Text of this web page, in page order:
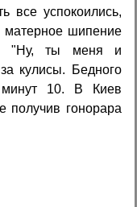
все успокоились,
шипение
"Ну, ты меня и
кулисы. Бедного
10. В Киев
получив гонорара